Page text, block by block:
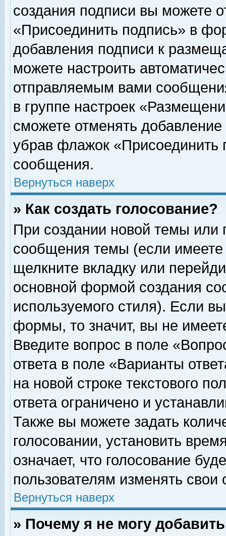
создания подписи вы можете
«Присоединить подпись» в
добавления подписи к
можете настроить
отправляемым вами
в группе настроек
сможете отменять
убрав флажок «Присоединить
сообщения.
Вернуться наверх
» Как создать голосование?
При создании новой темы или
сообщения темы (если
щелкните вкладку или
основной формой создания
используемого стиля). Если
формы, то значит, вы не
Введите вопрос в поле
ответа в поле «Варианты
на новой строке текстового
ответа ограничено и
Также вы можете задать
голосовании, установить
означает, что голосование
пользователям изменять свои
Вернуться наверх
» Почему я не могу